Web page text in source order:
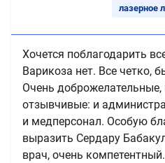
лазерное
Хочется поблагодарить
Варикоза нет. Все четко,
Очень
отзывчивые: и
и медперсонал. Особую
выразить Сердару
врач, очень